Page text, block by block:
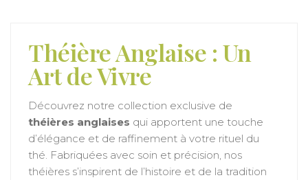
Théière Anglaise : Un
Art de Vivre
Découvrez notre collection exclusive de
théières anglaises qui apportent une touche
d’élégance et de raffinement à votre rituel du
thé. Fabriquées avec soin et précision, nos
théières s’inspirent de l’histoire et de la tradition